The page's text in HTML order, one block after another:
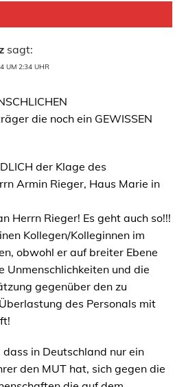
sagt:
UM 2:34 UHR
die noch ein GEWISSEN
der Klage des
Armin Rieger, Haus Marie in
Herrn Rieger! Es geht auch so!!!
Kollegen/Kolleginnen im
obwohl er auf breiter Ebene
Unmenschlichkeiten und die
gegenüber den zu
des Personals mit
in Deutschland nur ein
den MUT hat, sich gegen die